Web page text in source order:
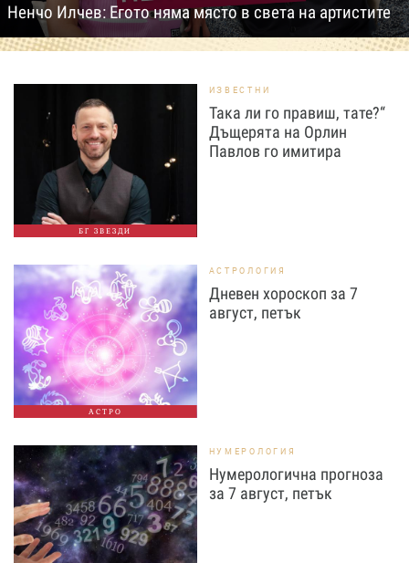
Ненчо Илчев: Егото няма място в света на артистите
БГ ЗВЕЗДИ
ИЗВЕСТНИ
Така ли го правиш, тате?“
Дъщерята на Орлин
Павлов го имитира
АСТРО
АСТРОЛОГИЯ
Дневен хороскоп за 7
август, петък
НУМЕРОЛОГИЯ
Нумерологична прогноза
за 7 август, петък